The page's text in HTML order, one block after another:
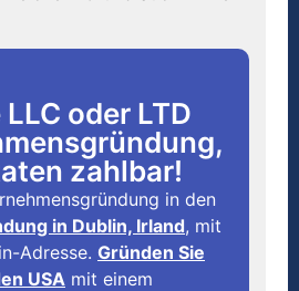
oder LTD
zahlbar!
in den
in Dublin, Irland, mit
Adresse. Gründen Sie
USA mit einem